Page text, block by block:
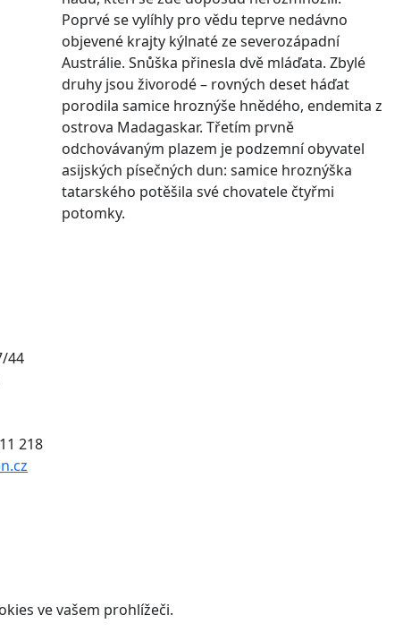
Poprvé se vylíhly pro vědu teprve nedávno
objevené krajty kýlnaté ze severozápadní
Austrálie. Snůška přinesla dvě mláďata. Zbylé
druhy jsou živorodé – rovných deset háďat
porodila samice hroznýše hnědého, endemita z
ostrova Madagaskar. Třetím prvně
odchovávaným plazem je podzemní obyvatel
asijských písečných dun: samice hroznýška
tatarského potěšila své chovatele čtyřmi
potomky.
44
218
ve vašem prohlížeči.